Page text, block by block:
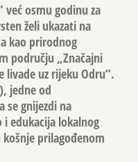
već osmu godinu za
želi ukazati na
kao prirodnog
području „Značajni
livade uz rijeku Odru“.
jedne od
se gnijezdi na
i edukacija lokalnog
prilagođenom